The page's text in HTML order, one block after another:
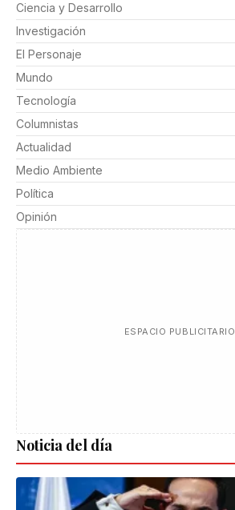
Ciencia y Desarrollo
Investigación
El Personaje
Mundo
Tecnología
Columnistas
Actualidad
Medio Ambiente
Política
Opinión
ESPACIO PUBLICITARIO
Noticia del día